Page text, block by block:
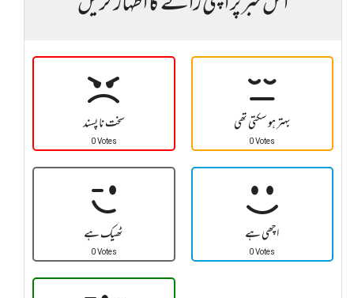
سخت نا پسند
0 Votes
بہتر ہو سکتی تھی
0 Votes
ٹھیک ہے
0 Votes
اچھی ہے
0 Votes